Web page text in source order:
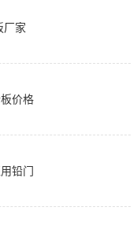
厂家
价格
铅门